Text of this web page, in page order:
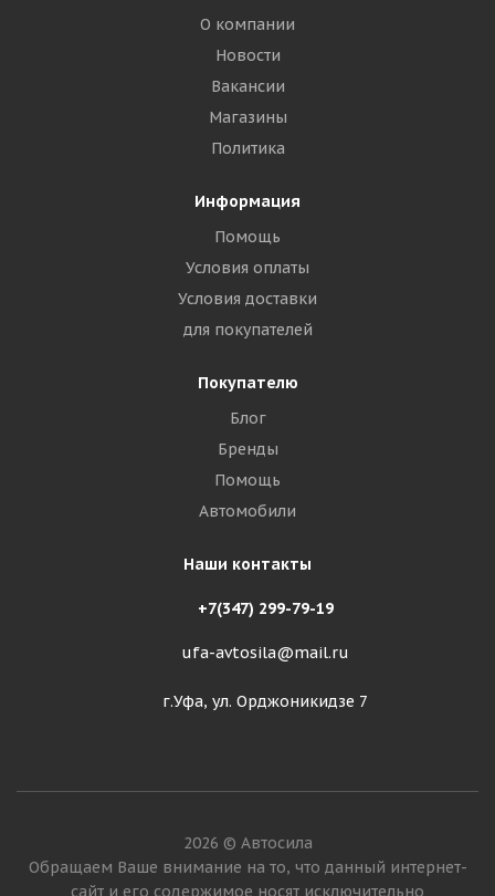
О компании
Новости
Вакансии
Магазины
Политика
Информация
Помощь
Условия оплаты
Условия доставки
для покупателей
Покупателю
Блог
Бренды
Помощь
Автомобили
Наши контакты
+7(347) 299-79-19
ufa-avtosila@mail.ru
г.Уфа, ул. Орджоникидзе 7
2026 © Автосила
Обращаем Ваше внимание на то, что данный интернет-
сайт и его содержимое носят исключительно